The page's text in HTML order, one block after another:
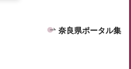
奈良県ポータル集